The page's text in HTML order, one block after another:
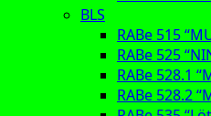
BLS
RABe 515
RABe 525
RABe 528.1
RABe 528.2